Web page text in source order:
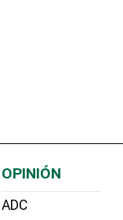
OPINIÓN
ADC